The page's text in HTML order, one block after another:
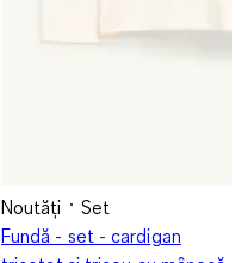
Noutăți
Set
Fundă - set - cardigan